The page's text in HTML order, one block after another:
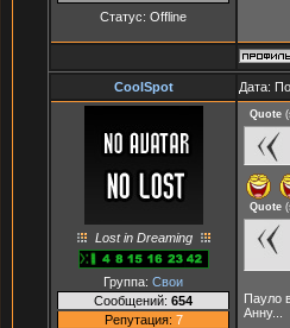
Статус: Offline
CoolSpot Дата:
Lost in Dreaming
Группа: Свои
Сообщений: 654
Репутация: 7
Quote (
Quote (
Пауло
Анну...